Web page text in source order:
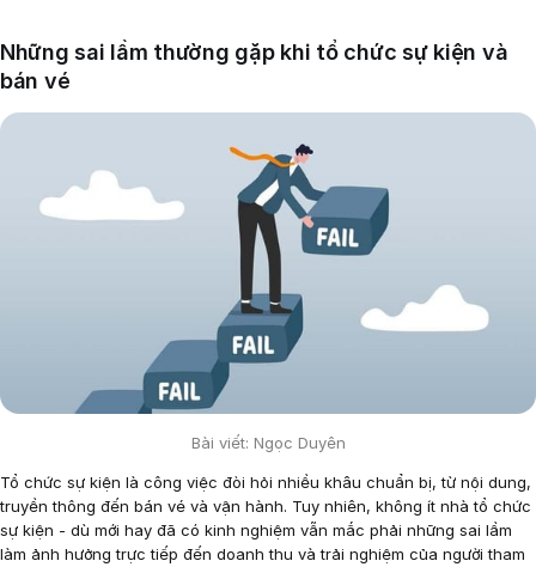
Những sai lầm thường gặp khi tổ chức sự kiện và
bán vé
Bài viết: Ngọc Duyên
Tổ chức sự kiện là công việc đòi hỏi nhiều khâu chuẩn bị, từ nội dung,
truyền thông đến bán vé và vận hành. Tuy nhiên, không ít nhà tổ chức
sự kiện - dù mới hay đã có kinh nghiệm vẫn mắc phải những sai lầm
làm ảnh hưởng trực tiếp đến doanh thu và trải nghiệm của người tham